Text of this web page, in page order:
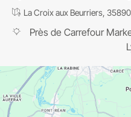
La Croix aux Beurriers,
Près de Carrefour